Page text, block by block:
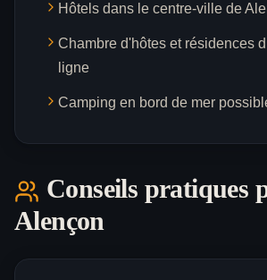
Hôtels dans le centre-ville de
Chambre d'hôtes et résidences
ligne
Camping en bord de mer
Conseils pratiques
Alençon